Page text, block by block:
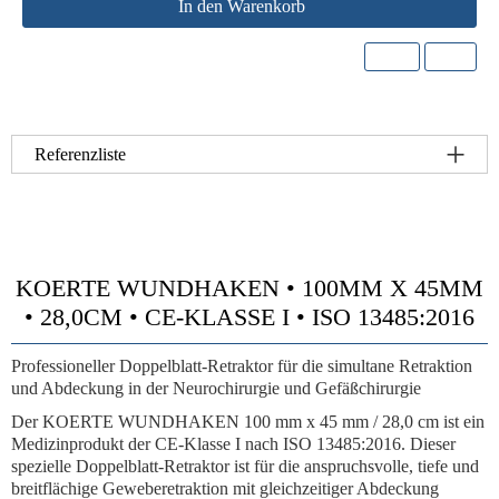
In den Warenkorb
Referenzliste
KOERTE WUNDHAKEN • 100MM X 45MM
• 28,0CM • CE-KLASSE I • ISO 13485:2016
Professioneller Doppelblatt-Retraktor für die simultane Retraktion
und Abdeckung in der Neurochirurgie und Gefäßchirurgie
Der KOERTE WUNDHAKEN 100 mm x 45 mm / 28,0 cm ist ein
Medizinprodukt der CE-Klasse I nach ISO 13485:2016. Dieser
spezielle Doppelblatt-Retraktor ist für die anspruchsvolle, tiefe und
breitflächige Geweberetraktion mit gleichzeitiger Abdeckung